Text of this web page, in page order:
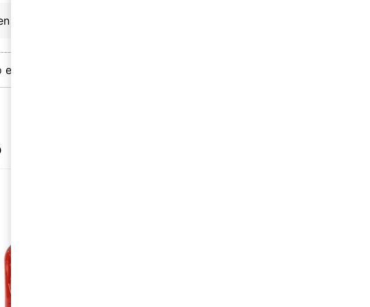
organizado y muy cuidado el producto enviado.
el tuyo